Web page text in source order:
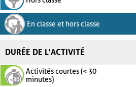
En classe et hors classe
DURÉE DE L'ACTIVITÉ
Activités courtes (< 30
minutes)